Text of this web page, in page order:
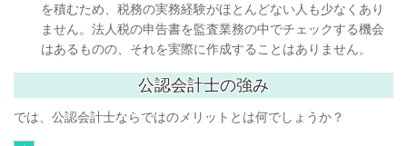
を積むため、税務の実務経験がほとんどない人も少なくあり
ません。法人税の申告書を監査業務の中でチェックする機会
はあるものの、それを実際に作成することはありません。
公認会計士の強み
では、公認会計士ならではのメリットとは何でしょうか？